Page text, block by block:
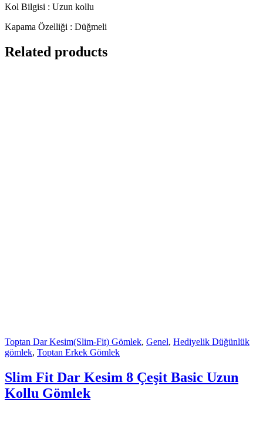
Kol Bilgisi : Uzun kollu
Kapama Özelliği : Düğmeli
Related products
Toptan Dar Kesim(Slim-Fit) Gömlek, Genel, Hediyelik Düğünlük
gömlek, Toptan Erkek Gömlek
Slim Fit Dar Kesim 8 Çeşit Basic Uzun
Kollu Gömlek